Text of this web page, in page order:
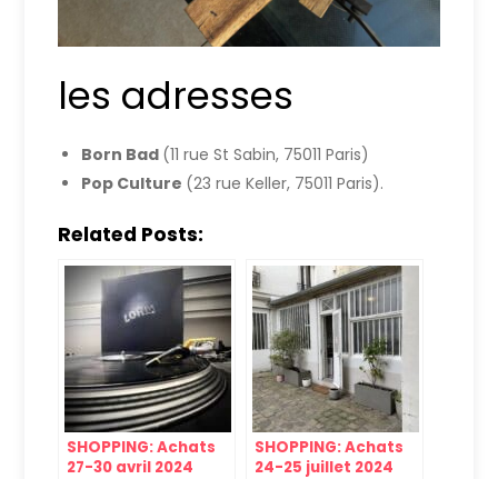
les adresses
Born Bad (11 rue St Sabin, 75011 Paris)
Pop Culture (23 rue Keller, 75011 Paris).
Related Posts:
SHOPPING: Achats
27-30 avril 2024
SHOPPING: Achats
24-25 juillet 2024